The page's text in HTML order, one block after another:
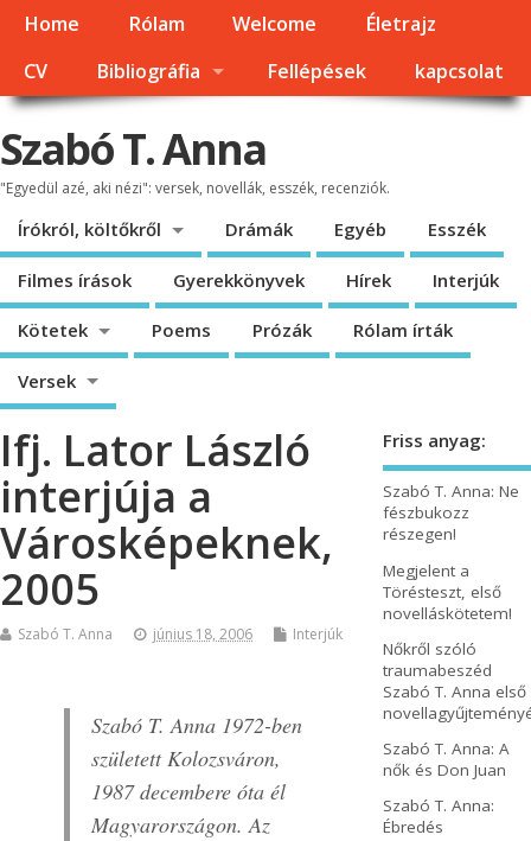
Home Rólam Welcome
Életrajz
CV
Bibliográfia Fellépések kapcsolat
Szabó T. Anna
"Egyedül azé, aki nézi": versek, novellák, esszék, recenziók.
Írókról, költőkről Drámák Egyéb Esszék
Filmes írások Gyerekkönyvek Hírek Interjúk
Kötetek Poems Prózák Rólam írták
Versek
Ifj. Lator László
interjúja a
Városképeknek,
2005
Szabó T. Anna június 18, 2006 Interjúk
Szabó T. Anna 1972-ben
született Kolozsváron,
1987 decembere óta él
Magyarországon. Az
Friss anyag:
Szabó T. Anna: Ne
fészbukozz
részegen!
Megjelent a
Törésteszt, első
novelláskötetem!
Nőkről szóló
traumabeszéd
Szabó T. Anna első
Szabó T. Anna: A
nők és Don Juan
Szabó T. Anna:
Ébredés